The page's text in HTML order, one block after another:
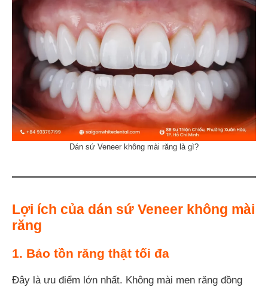
Dán sứ Veneer không mài răng là gì?
Lợi ích của dán sứ Veneer không mài
răng
1. Bảo tồn răng thật tối đa
Đây là ưu điểm lớn nhất. Không mài men răng đồng